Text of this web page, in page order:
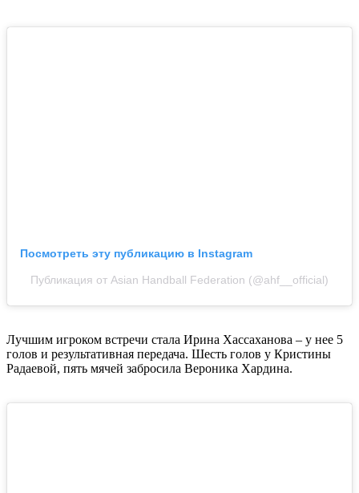
Посмотреть эту публикацию в Instagram
Публикация от Asian Handball Federation (@ahf__official)
Лучшим игроком встречи стала Ирина Хассаханова – у нее 5
голов и результативная передача. Шесть голов у Кристины
Радаевой, пять мячей забросила Вероника Хардина.